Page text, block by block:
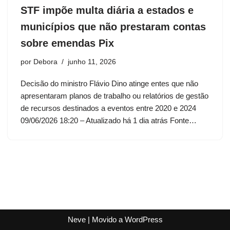
STF impõe multa diária a estados e
municípios que não prestaram contas
sobre emendas Pix
por Debora junho 11, 2026
Decisão do ministro Flávio Dino atinge entes que não
apresentaram planos de trabalho ou relatórios de gestão
de recursos destinados a eventos entre 2020 e 2024
09/06/2026 18:20 – Atualizado há 1 dia atrás Fonte…
Neve| Movido a WordPress